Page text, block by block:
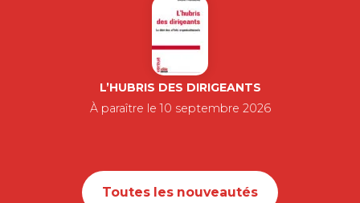
L’HUBRIS DES DIRIGEANTS
À paraître le 10 septembre 2026
Toutes les nouveautés